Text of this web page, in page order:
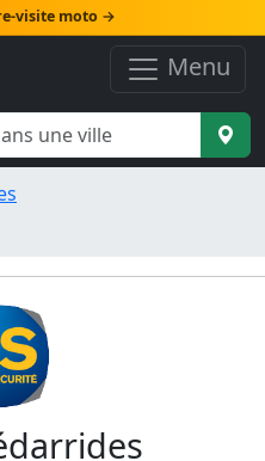
visite moto →
Menu